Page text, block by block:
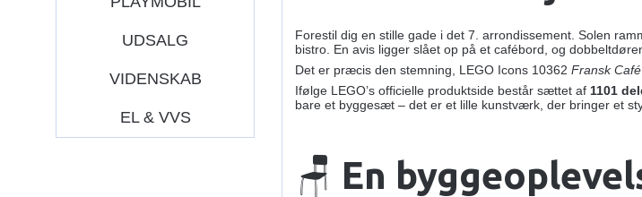
UDSALG
VIDENSKAB
EL & VVS
Forestil dig en stille gade i det 7. arrondissement. Solen
bistro. En avis ligger slået op på et cafébord, og
Det er præcis den stemning, LEGO Icons 10362Fransk Café
Ifølge LEGO’s officielle produktside består sættet af 1101
bare et byggesæt – det er et lille kunstværk, der bringer et
🪑 En